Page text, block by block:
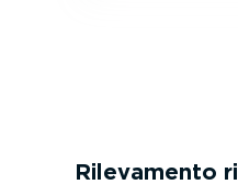
Rilevamento